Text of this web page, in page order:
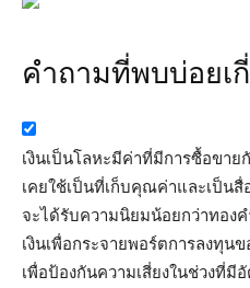
คำถามที่พบบ่อยเ
เงินเป็นโลหะมีค่าที่มีการซื้อขา
เคยใช้เป็นที่เก็บคุณค่าและเป็นสื่
จะได้รับความนิยมน้อยกว่าทอง
เงินเพื่อกระจายพอร์ตการลงทุ
เพื่อป้องกันความเสี่ยงในช่วงที่มี